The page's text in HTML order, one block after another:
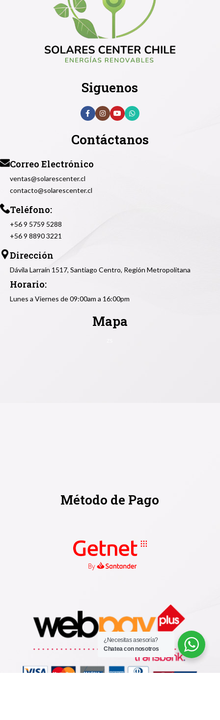
Siguenos
Contáctanos
Correo Electrónico
ventas@solarescenter.cl
contacto@solarescenter.cl
Teléfono:
+56 9 5759 5288
+56 9 8890 3221
Dirección
Dávila Larraín 1517, Santiago Centro, Región Metropolitana
Horario:
Lunes a Viernes de 09:00am a 16:00pm
Mapa
Método de Pago
¿Necesitas asesoría?
Chatea con nosotros